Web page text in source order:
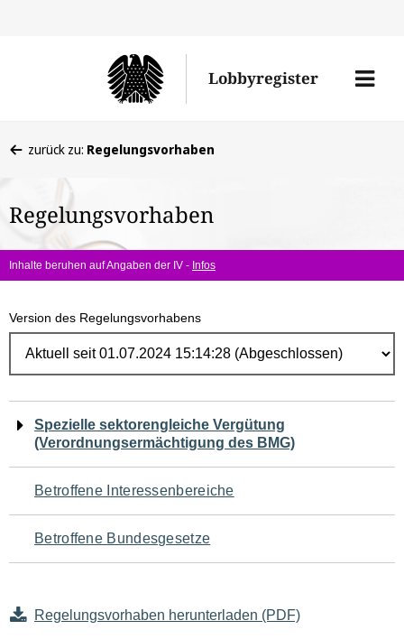
Lobbyregister
Menü
befinden
hier:
zurück zu: Regelungsvorhaben
Regelungsvorhaben
Inhalte beruhen auf Angaben der IV - Infos
Version des Regelungsvorhabens
Navigation
für
den
Seiteninhalt
Spezielle sektorengleiche Vergütung
(Verordnungsermächtigung des BMG)
Betroffene Interessenbereiche
Betroffene Bundesgesetze
Regelungsvorhaben herunterladen (PDF)